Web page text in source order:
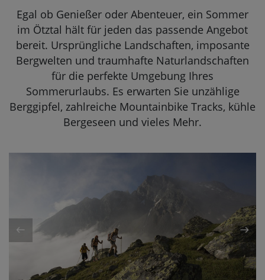
DE
Egal ob Genießer oder Abenteuer, ein Sommer
im Ötztal hält für jeden das passende Angebot
bereit. Ursprüngliche Landschaften, imposante
Bergwelten und traumhafte Naturlandschaften
für die perfekte Umgebung Ihres
Sommerurlaubs. Es erwarten Sie unzählige
Berggipfel, zahlreiche Mountainbike Tracks, kühle
Bergeseen und vieles Mehr.